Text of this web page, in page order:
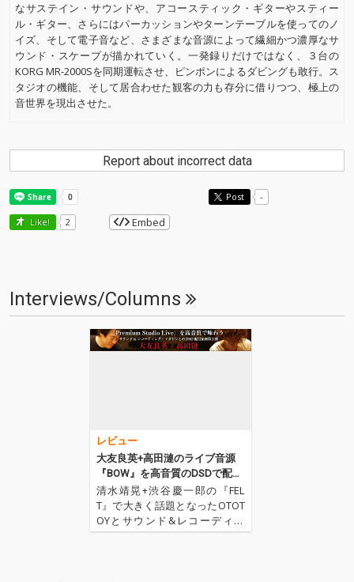
なサステイン・サウンドや、アコースティック・ギターやスティー
ル・ギター、さらにはパーカッションやターンテーブルを使ってのノ
イズ、そして電子音など、さまざまな音源によって繊細かつ濃厚なサ
ウンド・スケープが描かれていく。一発録りだけではなく、３台の
KORG MR-2000Sを同期運転させ、ピンポンによるダビングも敢行。ス
タジオの機能、そして居合わせた観客の力も存分に借りつつ、極上の
音世界を現出させた。
Report about incorrect data
Post -
Like! 2 Embed
Interviews/Columns
レビュー
大友良英+高田漣のライブ音源
『BOW』を高音質のDSDで配信
開始
清水靖晃+渋谷慶一郎の『FEL
T』で大きく話題となったOTOT
OYとサウンド&レコーディン
グ・マガジンのDSD配信企画の